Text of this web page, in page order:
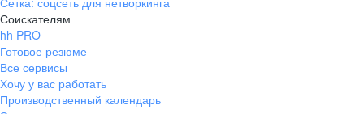
Соискателям
hh PRO
Готовое резюме
Все сервисы
Хочу у вас работать
Производственный календарь